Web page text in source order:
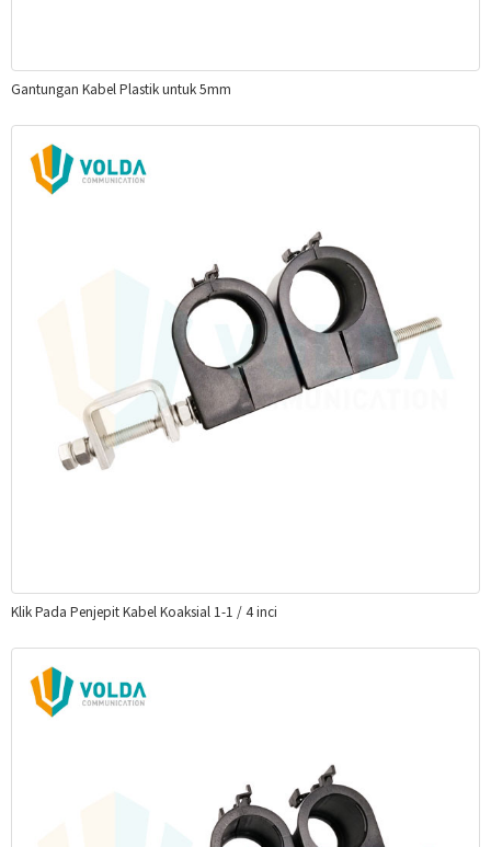
Gantungan Kabel Plastik untuk 5mm
Klik Pada Penjepit Kabel Koaksial 1-1 / 4 inci